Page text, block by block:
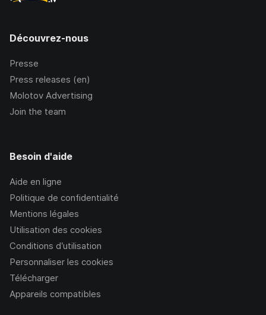
Découvrez-nous
Presse
Press releases (en)
Molotov Advertising
Join the team
Besoin d'aide
Aide en ligne
Politique de confidentialité
Mentions légales
Utilisation des cookies
Conditions d’utilisation
Personnaliser les cookies
Télécharger
Appareils compatibles